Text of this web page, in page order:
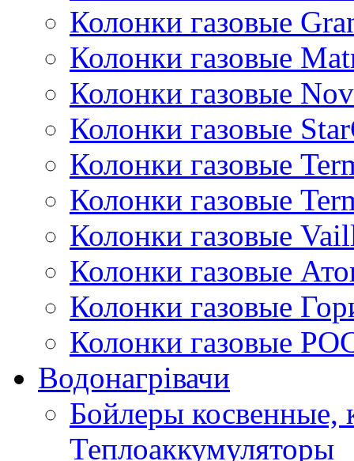
Колонки газовые
Колонки газовые
Колонки газовые
Колонки газовые
Колонки газовые
Колонки газовые
Колонки газовые
Колонки газовые
Колонки газовые
Колонки газовые
Водонагрівачи
Бойлеры косвенные,
Теплоаккумуляторы